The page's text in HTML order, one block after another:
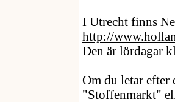
I Utrecht finns
http://
Den är lördagar
Om du letar efter
"Stoffenmarkt"